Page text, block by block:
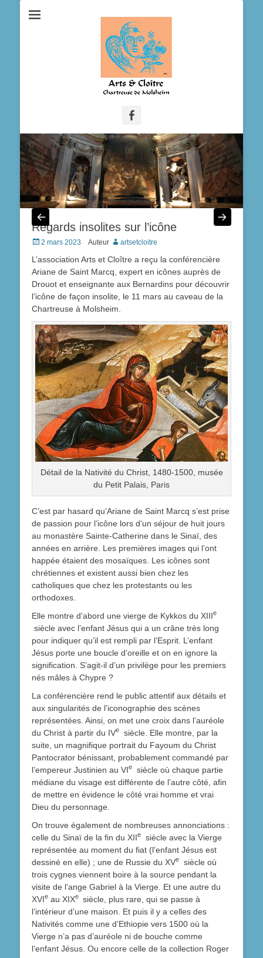
Regards insolites sur l’icône
Posted
2 mars 2023 Auteur artsetcloitre
L’association Arts et Cloître a reçu la conférencière
Ariane de Saint Marcq, expert en icônes auprès de
Drouot et enseignante aux Bernardins pour découvrir
l’icône de façon insolite, le 11 mars au caveau de la
Chartreuse à Molsheim.
Détail de la Nativité du Christ, 1480-1500, musée
du Petit Palais, Paris
C’est par hasard qu’Ariane de Saint Marcq s’est prise
de passion pour l’icône lors d’un séjour de huit jours
au monastère Sainte-Catherine dans le Sinaï, des
années en arrière. Les premières images qui l’ont
happée étaient des mosaïques. Les icônes sont
chrétiennes et existent aussi bien chez les
catholiques que chez les protestants ou les
orthodoxes.
Elle montre d’abord une vierge de Kykkos du XIIIe
siècle avec l’enfant Jésus qui a un crâne très long
pour indiquer qu’il est rempli par l’Esprit. L’enfant
Jésus porte une boucle d’oreille et on en ignore la
signification. S’agit-il d’un privilège pour les premiers
nés mâles à Chypre ?
La conférencière rend le public attentif aux détails et
aux singularités de l’iconographie des scènes
représentées. Ainsi, on met une croix dans l’auréole
du Christ à partir du IVe
siècle. Elle montre, par la
suite, un magnifique portrait du Fayoum du Christ
Pantocrator bénissant, probablement commandé par
l’empereur Justinien au VIe
siècle où chaque partie
médiane du visage est différente de l’autre côté, afin
de mettre en évidence le côté vrai homme et vrai
Dieu du personnage.
On trouve également de nombreuses annonciations :
celle du Sinaï de la fin du XIIe
siècle avec la Vierge
représentée au moment du fiat (l’enfant Jésus est
dessiné en elle) ; une de Russie du XVe
siècle où
trois cygnes viennent boire à la source pendant la
visite de l’ange Gabriel à la Vierge. Et une autre du
XVIe au XIXe siècle, plus rare, qui se passe à
l’intérieur d’une maison. Et puis il y a celles des
Nativités comme une d’Ethiopie vers 1500 où la
Vierge n’a pas d’auréole ni de bouche comme
l’enfant Jésus. Ou encore celle de la collection Roger